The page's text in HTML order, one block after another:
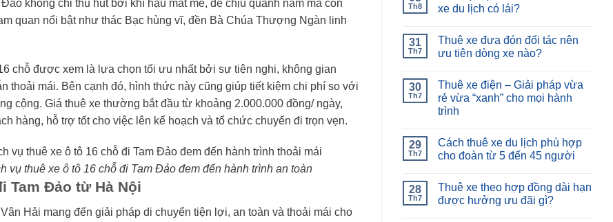
không chỉ thu hút bởi khí hậu mát mẻ, dễ chịu quanh năm mà còn
quan nổi bật như thác Bạc hùng vĩ, đền Bà Chúa Thượng Ngàn linh
chỗ được xem là lựa chọn tối ưu nhất bởi sự tiện nghi, không gian
thoải mái. Bên cạnh đó, hình thức này cũng giúp tiết kiệm chi phí so với
cộng. Giá thuê xe thường bắt đầu từ khoảng 2.000.000 đồng/ ngày,
hàng, hỗ trợ tốt cho việc lên kế hoạch và tổ chức chuyến đi trọn vẹn.
vụ thuê xe ô tô 16 chỗ đi Tam Đảo đem đến hành trình an toàn
Tam Đảo từ Hà Nội
Hải mang đến giải pháp di chuyển tiện lợi, an toàn và thoải mái cho
Th8
xe du lịch có lái?
31
Th7
Thuê xe đưa đón đối tác nên
ưu tiên dòng xe nào?
30
Th7
Thuê xe điện – Giải pháp vừa
rẻ vừa “xanh” cho mọi hành
trình
29
Th7
Cách thuê xe du lịch phù hợp
cho đoàn từ 5 đến 45 người
28
Th7
Thuê xe theo hợp đồng dài hạn
được hưởng ưu đãi gì?